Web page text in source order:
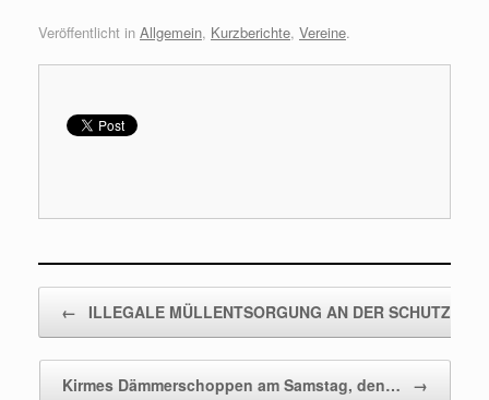
Veröffentlicht in Allgemein, Kurzberichte, Vereine.
← ILLEGALE MÜLLENTSORGUNG AN DER
Kirmes Dämmerschoppen am Samstag, den… →